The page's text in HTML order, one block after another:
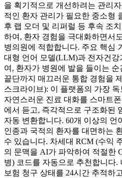
을 획기적으로 개선하려는 관리
적인 환자 관리가 필요한 중소형
후 랩 오더 및 리퍼럴 등 후속 조
하여, 환자 경험을 극대화하면서
병의원에 적합합니다. 주요 핵심
대형 언어 모델(LLM)과 전자건
여, 환자가 병원에 발을 들이는
끝단까지 매끄러운 통합 경험을
스크라이브): 이 플랫폼의 가장
자연스러운 진료 대화를 스마트
에서 듣고, 즉각적으로 구조화된
자동 변환합니다. 60개 이상의 언
인종과 국적의 환자를 대면하는
수 있습니다. 차세대 RCM (수익
의 문맥을 AI가 파악하여 적절한
병) 코드를 자동으로 추천합니다
보험 청구 상태를 24시간 추적하